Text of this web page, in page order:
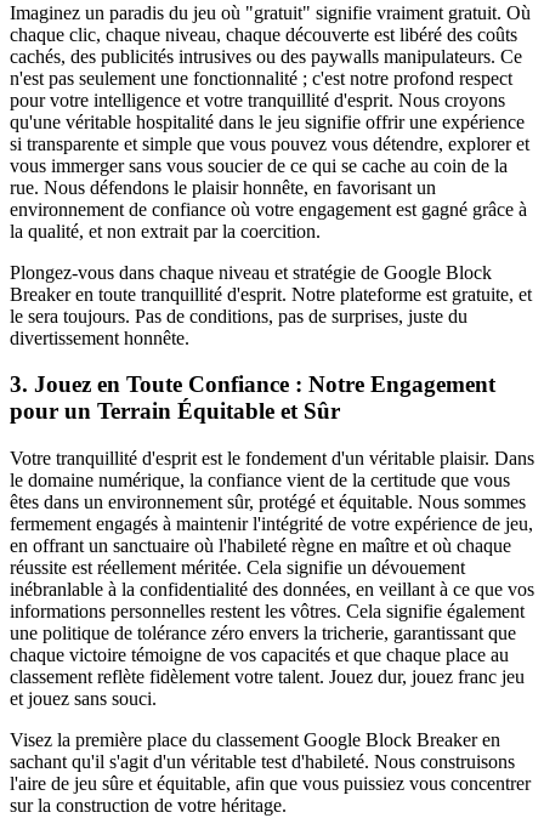
Imaginez un paradis du jeu où "gratuit" signifie vraiment gratuit. Où
chaque clic, chaque niveau, chaque découverte est libéré des coûts
cachés, des publicités intrusives ou des paywalls manipulateurs. Ce
n'est pas seulement une fonctionnalité ; c'est notre profond respect
pour votre intelligence et votre tranquillité d'esprit. Nous croyons
qu'une véritable hospitalité dans le jeu signifie offrir une expérience
si transparente et simple que vous pouvez vous détendre, explorer et
vous immerger sans vous soucier de ce qui se cache au coin de la
rue. Nous défendons le plaisir honnête, en favorisant un
environnement de confiance où votre engagement est gagné grâce à
la qualité, et non extrait par la coercition.
Plongez-vous dans chaque niveau et stratégie de Google Block
Breaker en toute tranquillité d'esprit. Notre plateforme est gratuite, et
le sera toujours. Pas de conditions, pas de surprises, juste du
divertissement honnête.
3. Jouez en Toute Confiance : Notre Engagement
pour un Terrain Équitable et Sûr
Votre tranquillité d'esprit est le fondement d'un véritable plaisir. Dans
le domaine numérique, la confiance vient de la certitude que vous
êtes dans un environnement sûr, protégé et équitable. Nous sommes
fermement engagés à maintenir l'intégrité de votre expérience de jeu,
en offrant un sanctuaire où l'habileté règne en maître et où chaque
réussite est réellement méritée. Cela signifie un dévouement
inébranlable à la confidentialité des données, en veillant à ce que vos
informations personnelles restent les vôtres. Cela signifie également
une politique de tolérance zéro envers la tricherie, garantissant que
chaque victoire témoigne de vos capacités et que chaque place au
classement reflète fidèlement votre talent. Jouez dur, jouez franc jeu
et jouez sans souci.
Visez la première place du classement Google Block Breaker en
sachant qu'il s'agit d'un véritable test d'habileté. Nous construisons
l'aire de jeu sûre et équitable, afin que vous puissiez vous concentrer
sur la construction de votre héritage.